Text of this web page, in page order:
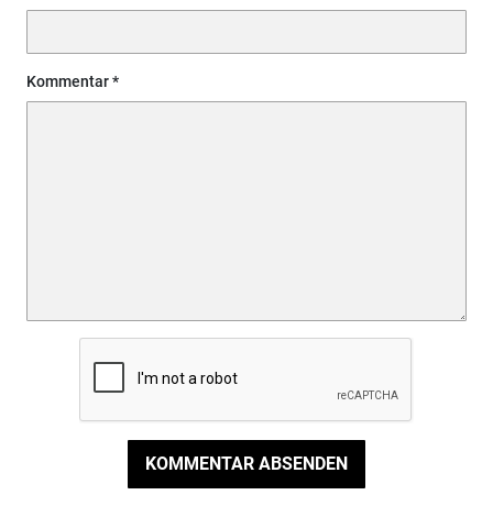
Kommentar
KOMMENTAR ABSENDEN